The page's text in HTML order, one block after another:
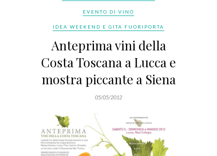
EVENTO DI VINO
IDEA WEEKEND E GITA FUORIPORTA
Anteprima vini della
Costa Toscana a Lucca e
mostra piccante a Siena
05/05/2012